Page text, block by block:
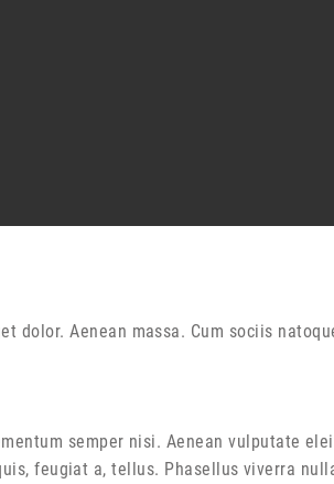
dolor. Aenean massa. Cum sociis
semper nisi. Aenean vulputate
feugiat a, tellus. Phasellus viverra